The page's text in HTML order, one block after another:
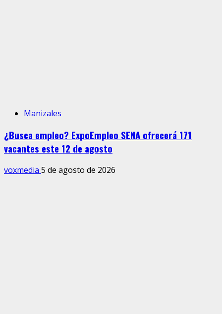
Manizales
¿Busca empleo? ExpoEmpleo SENA ofrecerá 171
vacantes este 12 de agosto
voxmedia 5 de agosto de 2026